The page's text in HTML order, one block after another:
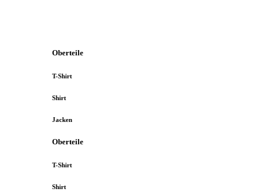
Oberteile
T-Shirt
Shirt
Jacken
Oberteile
T-Shirt
Shirt